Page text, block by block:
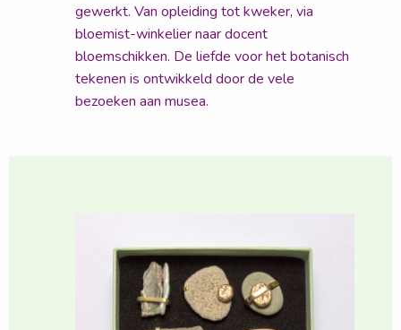
gewerkt. Van opleiding tot kweker, via
bloemist-winkelier naar docent
bloemschikken. De liefde voor het botanisch
tekenen is ontwikkeld door de vele
bezoeken aan musea.